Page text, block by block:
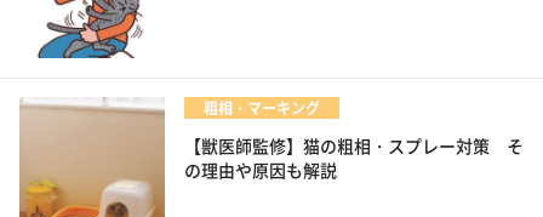
粗相・マーキング
【獣医師監修】猫の粗相・スプレー対策 そ
の理由や原因も解説